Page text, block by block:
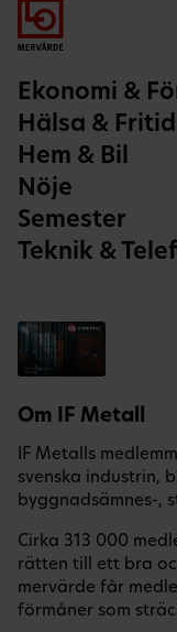
Ekonomi &
Hälsa & Fritid
Hem & Bil
Nöje
Semester
Teknik &
Om IF Metall
IF Metalls
svenska industrin,
byggnadsämnes-,
Cirka 313 000
rätten till ett bra
mervärde får
förmåner som